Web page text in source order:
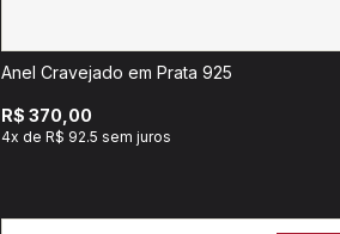
Anel Cravejado em Prata 925
R$ 370,00
4x de R$ 92.5 sem juros